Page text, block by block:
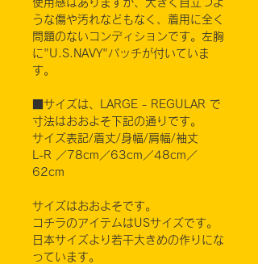
使用感はありますが、大きく目立つよ
うな傷や汚れなどもなく、着用に全く
問題のないコンディションです。左胸
に"U.S.NAVY"パッチが付いていま
す。
■サイズは、LARGE - REGULAR で
寸法はおおよそ下記の通りです。
サイズ表記/着丈/身幅/肩幅/袖丈
L-R ／78cm／63cm／48cm／
62cm
サイズはおおよそです。
コチラのアイテムはUSサイズです。
日本サイズより若干大きめの作りにな
っています。